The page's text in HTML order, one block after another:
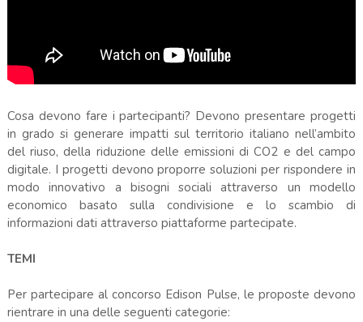
Cosa devono fare i partecipanti? Devono presentare progetti
in grado si generare impatti sul territorio italiano nell’ambito
del riuso, della riduzione delle emissioni di CO2 e del campo
digitale. I progetti devono proporre soluzioni per rispondere in
modo innovativo a bisogni sociali attraverso un modello
economico basato sulla condivisione e lo scambio di
informazioni dati attraverso piattaforme partecipate.
TEMI
Per partecipare al concorso Edison Pulse, le proposte devono
rientrare in una delle seguenti categorie: